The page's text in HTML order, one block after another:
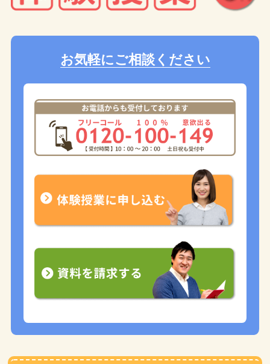
お気軽にご相談ください